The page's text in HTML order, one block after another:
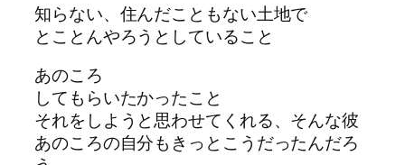
知らない、住んだこともない土地で
とことんやろうとしていること
あのころ
してもらいたかったこと
それをしようと思わせてくれる、そんな彼
あのころの自分もきっとこうだったんだろ